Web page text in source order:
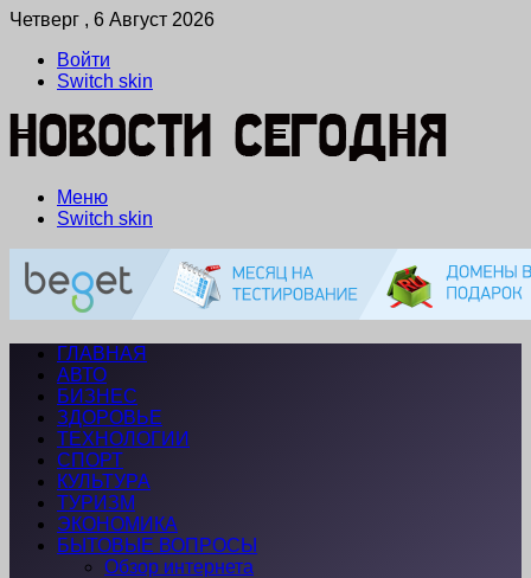
Четверг , 6 Август 2026
Войти
Switch skin
Меню
Switch skin
ГЛАВНАЯ
АВТО
БИЗНЕС
ЗДОРОВЬЕ
ТЕХНОЛОГИИ
СПОРТ
КУЛЬТУРА
ТУРИЗМ
ЭКОНОМИКА
БЫТОВЫЕ ВОПРОСЫ
Обзор интернета